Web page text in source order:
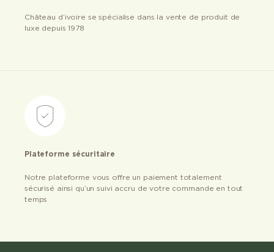
Château d’ivoire se spécialise dans la vente de produit de
luxe depuis 1978
Plateforme sécuritaire
Notre plateforme vous offre un paiement totalement
sécurisé ainsi qu’un suivi accru de votre commande en tout
temps